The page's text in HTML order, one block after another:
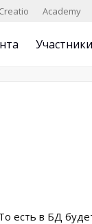
Creatio Academy
Участники
есть в БД